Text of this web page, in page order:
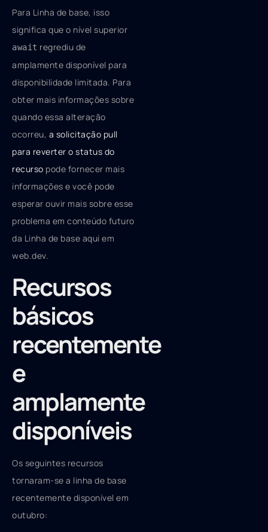
Para Linha de base, isso
significa que o nível superior
await regrediu de
amplamente disponível para
disponibilidade limitada. Para
obter mais informações sobre
quando essa alteração
ocorreu, a solicitação pull
para reverter o status do
recurso pode fornecer mais
informações e você pode
esperar ouvir mais sobre esse
problema em conteúdo futuro
da Linha de base aqui em
web.dev.
Recursos
básicos
recentemente
e
amplamente
disponíveis
Os seguintes recursos
tornaram-se a linha de base
recentemente disponível em
outubro: